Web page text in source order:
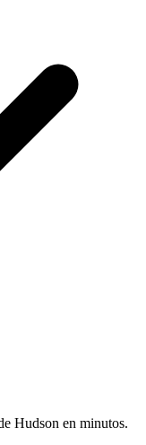
Hudson en minutos.